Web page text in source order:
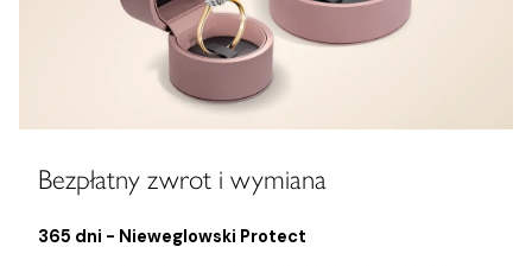
Bezpłatny zwrot i wymiana
365 dni - Nieweglowski Protect